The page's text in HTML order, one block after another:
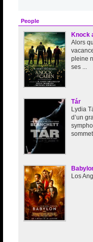
People
Knock
Alors
pleine
ses ...
Tár
Lydia
d’un
Los